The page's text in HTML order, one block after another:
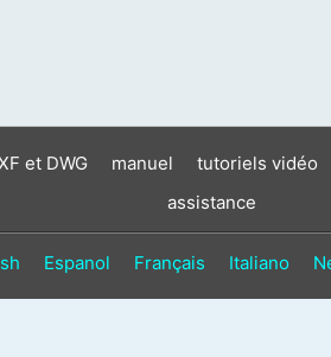
et DWG manuel tutoriels vidéo
assistance
Espanol Français Italiano